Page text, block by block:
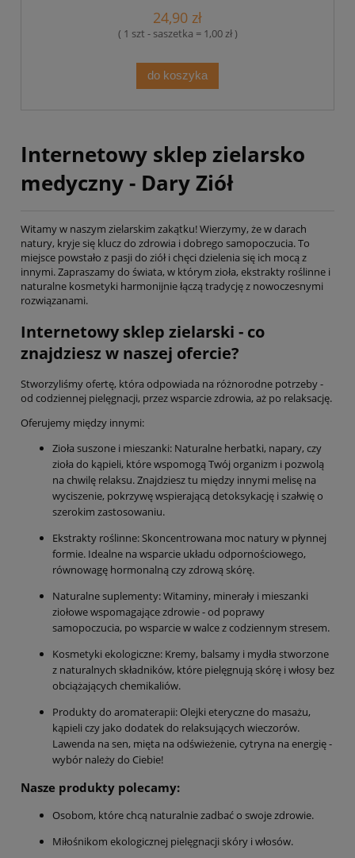
24,90 zł
( 1 szt - saszetka = 1,00 zł )
do koszyka
Internetowy sklep zielarsko
medyczny - Dary Ziół
Witamy w naszym zielarskim zakątku! Wierzymy, że w darach
natury, kryje się klucz do zdrowia i dobrego samopoczucia. To
miejsce powstało z pasji do ziół i chęci dzielenia się ich mocą z
innymi. Zapraszamy do świata, w którym zioła, ekstrakty roślinne i
naturalne kosmetyki harmonijnie łączą tradycję z nowoczesnymi
rozwiązanami.
Internetowy sklep zielarski - co
znajdziesz w naszej ofercie?
Stworzyliśmy ofertę, która odpowiada na różnorodne potrzeby -
od codziennej pielęgnacji, przez wsparcie zdrowia, aż po relaksację.
Oferujemy między innymi:
Zioła suszone i mieszanki: Naturalne herbatki, napary, czy
zioła do kąpieli, które wspomogą Twój organizm i pozwolą
na chwilę relaksu. Znajdziesz tu między innymi melisę na
wyciszenie, pokrzywę wspierającą detoksykację i szałwię o
szerokim zastosowaniu.
Ekstrakty roślinne: Skoncentrowana moc natury w płynnej
formie. Idealne na wsparcie układu odpornościowego,
równowagę hormonalną czy zdrową skórę.
Naturalne suplementy: Witaminy, minerały i mieszanki
ziołowe wspomagające zdrowie - od poprawy
samopoczucia, po wsparcie w walce z codziennym stresem.
Kosmetyki ekologiczne: Kremy, balsamy i mydła stworzone
z naturalnych składników, które pielęgnują skórę i włosy bez
obciążających chemikaliów.
Produkty do aromaterapii: Olejki eteryczne do masażu,
kąpieli czy jako dodatek do relaksujących wieczorów.
Lawenda na sen, mięta na odświeżenie, cytryna na energię -
wybór należy do Ciebie!
Nasze produkty polecamy:
Osobom, które chcą naturalnie zadbać o swoje zdrowie.
Miłośnikom ekologicznej pielęgnacji skóry i włosów.